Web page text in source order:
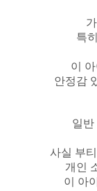
특
이
안정감
일반
사실 부
개인
이 아